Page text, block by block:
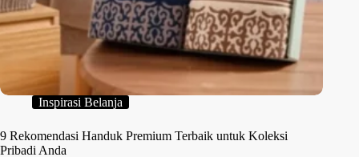
Inspirasi Belanja
9 Rekomendasi Handuk Premium Terbaik untuk Koleksi
Pribadi Anda